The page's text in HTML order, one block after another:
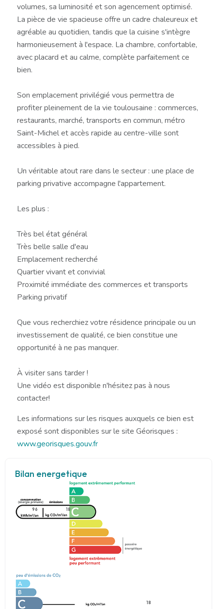
volumes, sa luminosité et son agencement optimisé.
La pièce de vie spacieuse offre un cadre chaleureux et
agréable au quotidien, tandis que la cuisine s'intègre
harmonieusement à l'espace. La chambre, confortable,
avec placard et au calme, complète parfaitement ce
bien.
Son emplacement privilégié vous permettra de
profiter pleinement de la vie toulousaine : commerces,
restaurants, marché, transports en commun, métro
Saint-Michel et accès rapide au centre-ville sont
accessibles à pied.
Un véritable atout rare dans le secteur : une place de
parking privative accompagne l'appartement.
Les plus :
Très bel état général
Très belle salle d'eau
Emplacement recherché
Quartier vivant et convivial
Proximité immédiate des commerces et transports
Parking privatif
Que vous recherchiez votre résidence principale ou un
investissement de qualité, ce bien constitue une
opportunité à ne pas manquer.
À visiter sans tarder !
Une vidéo est disponible n'hésitez pas à nous
contacter!
Les informations sur les risques auxquels ce bien est
exposé sont disponibles sur le site Géorisques :
www.georisques.gouv.fr
Bilan energetique
96 18
18